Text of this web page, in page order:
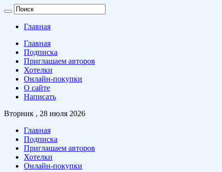
Главная
Главная
Подписка
Приглашаем авторов
Хотелки
Онлайн-покупки
О сайте
Написать
Вторник , 28 июля 2026
Главная
Подписка
Приглашаем авторов
Хотелки
Онлайн-покупки